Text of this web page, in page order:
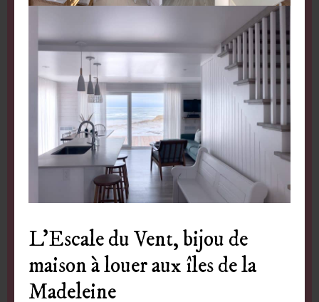
L’Escale du Vent, bijou de
maison à louer aux îles de la
Madeleine